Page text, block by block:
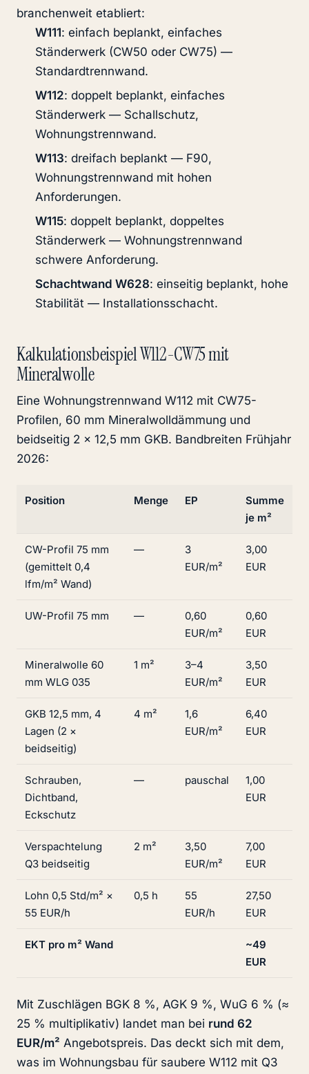
branchenweit etabliert:
W111: einfach beplankt, einfaches
Ständerwerk (CW50 oder CW75) —
Standardtrennwand.
W112: doppelt beplankt, einfaches
Ständerwerk — Schallschutz,
Wohnungstrennwand.
W113: dreifach beplankt — F90,
Wohnungstrennwand mit hohen
Anforderungen.
W115: doppelt beplankt, doppeltes
Ständerwerk — Wohnungstrennwand
schwere Anforderung.
Schachtwand W628: einseitig beplankt, hohe
Stabilität — Installationsschacht.
Kalkulationsbeispiel W112-CW75 mit
Mineralwolle
Eine Wohnungstrennwand W112 mit CW75-
Profilen, 60 mm Mineralwolldämmung und
beidseitig 2 × 12,5 mm GKB. Bandbreiten Frühjahr
2026:
Position Menge EP
Summe
je m²
CW-Profil 75 mm
(gemittelt 0,4
lfm/m² Wand)
—
3
EUR/m²
3,00
EUR
UW-Profil 75 mm —
0,60
EUR/m²
0,60
EUR
Mineralwolle 60
mm WLG 035
1 m²
3–4
EUR/m²
3,50
EUR
GKB 12,5 mm, 4
Lagen (2 ×
beidseitig)
4 m²
1,6
EUR/m²
6,40
EUR
Schrauben,
Dichtband,
Eckschutz
— pauschal
1,00
EUR
Verspachtelung
Q3 beidseitig
2 m²
3,50
EUR/m²
7,00
EUR
Lohn 0,5 Std/m² ×
55 EUR/h
0,5 h
55
EUR/h
27,50
EUR
EKT pro m² Wand
~49
EUR
Mit Zuschlägen BGK 8 %, AGK 9 %, WuG 6 % (≈
25 % multiplikativ) landet man bei rund 62
EUR/m² Angebotspreis. Das deckt sich mit dem,
was im Wohnungsbau für saubere W112 mit Q3